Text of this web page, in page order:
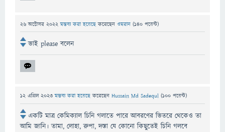
26 অক্টোবর 2022 মন্তব্য করা হয়েছেকরেছেন ওমরান (140 পয়েন্ট)
ভাই please বলেন
12 এপ্রিল 2023 মন্তব্য করা হয়েছেকরেছেন Hussain Md Sadequl (100 পয়েন্ট)
একটি মাত্র কেমিক্যাল চিনি গলাতে পারে আবরণের ভিতরে থেকেও তা
আমি জানি। তামা, লোহা, রুপা, দস্তা যে কোনো কিছুতেই চিনি গলবে